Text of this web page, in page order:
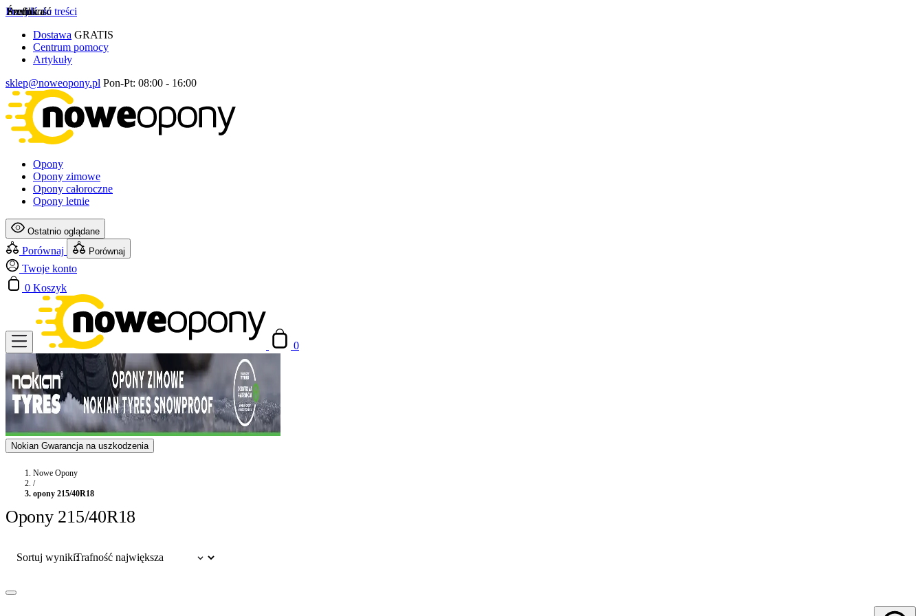
Przejdź do treści
Dostawa GRATIS
Centrum pomocy
Artykuły
sklep@noweopony.pl Pon-Pt: 08:00 - 16:00
Opony
Opony zimowe
Opony całoroczne
Opony letnie
Ostatnio oglądane
Porównaj Porównaj
Twoje konto
0 Koszyk
0
Nokian Gwarancja na uszkodzenia
Nowe Opony
/
opony 215/40R18
Opony 215/40R18
Sortuj wyniki:
Szerokość
Profil
Średnica